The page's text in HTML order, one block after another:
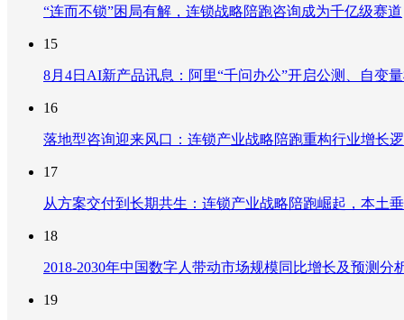
“连而不锁”困局有解，连锁战略陪跑咨询成为千亿级赛道
15
8月4日AI新产品讯息：阿里“千问办公”开启公测、自变
16
落地型咨询迎来风口：连锁产业战略陪跑重构行业增
17
从方案交付到长期共生：连锁产业战略陪跑崛起，本土
18
2018-2030年中国数字人带动市场规模同比增长及预测
19